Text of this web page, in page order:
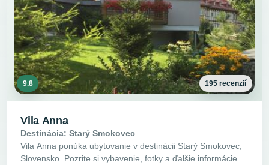
9.8 195 recenzií
Vila Anna
Destinácia: Starý Smokovec
Vila Anna ponúka ubytovanie v destinácii Starý Smokovec,
Slovensko. Pozrite si vybavenie, fotky a ďalšie informácie.